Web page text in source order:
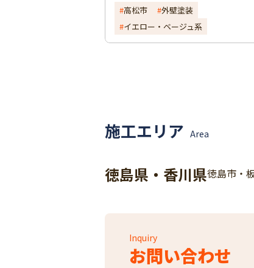
高松市
外壁塗装
イエロー・ベージュ系
施工エリア Area
徳島県・香川県徳島市・
お問い合わせ
Inquiry